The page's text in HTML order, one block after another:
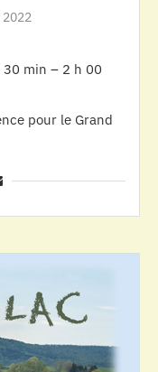
min – 2 h 00
pour le Grand